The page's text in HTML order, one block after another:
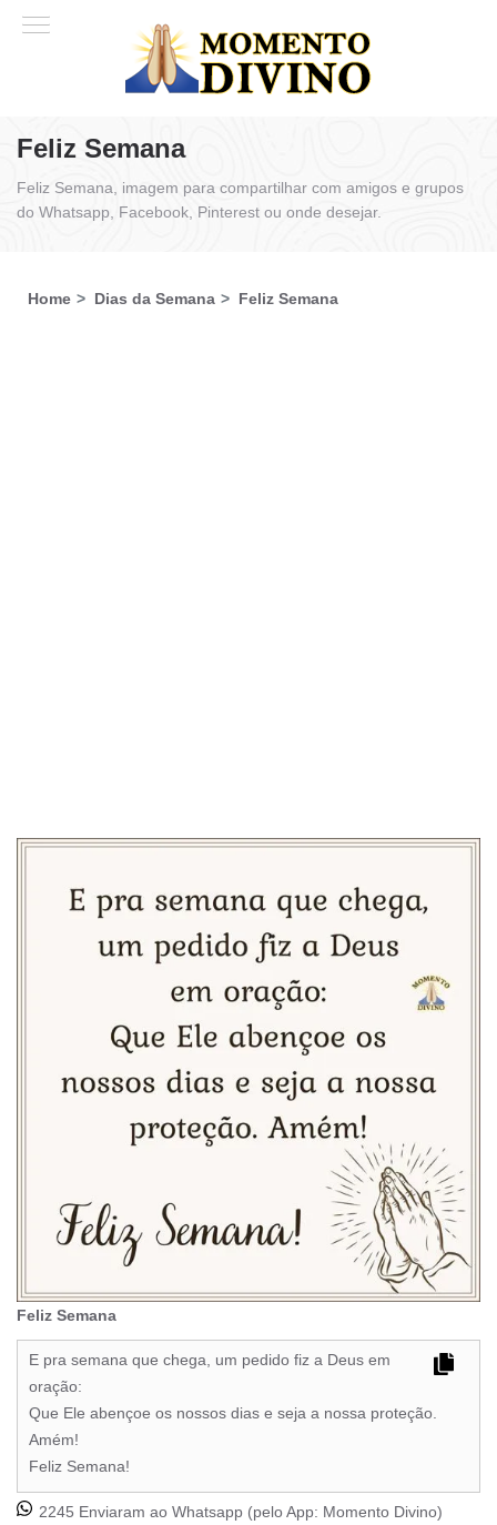
Feliz Semana
Feliz Semana, imagem para compartilhar com amigos e grupos
do Whatsapp, Facebook, Pinterest ou onde desejar.
Home Dias da Semana Feliz Semana
Feliz Semana
E pra semana que chega, um pedido fiz a Deus em
oração:
Que Ele abençoe os nossos dias e seja a nossa proteção.
Amém!
Feliz Semana!
2245 Enviaram ao Whatsapp (pelo App: Momento Divino)